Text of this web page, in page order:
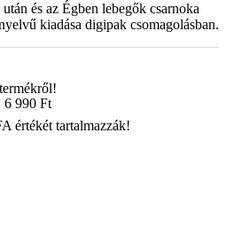
és az Égben lebegők csarnoka
kiadása digipak csomagolásban.
6 990 Ft
értékét tartalmazzák!